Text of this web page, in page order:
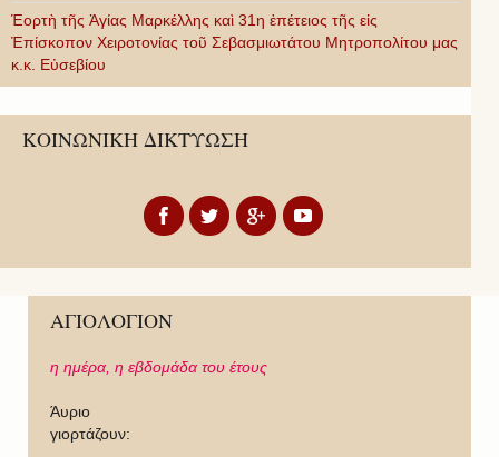
Ἑορτὴ τῆς Ἁγίας Μαρκέλλης καὶ 31η ἐπέτειος τῆς εἰς
Ἐπίσκοπον Χειροτονίας τοῦ Σεβασμιωτάτου Μητροπολίτου μας
κ.κ. Εὐσεβίου
ΚΟΙΝΩΝΙΚΗ ΔΙΚΤΥΩΣΗ
ΑΓΙΟΛΟΓΙΟΝ
η ημέρα, η εβδομάδα του έτους
Άυριο
γιορτάζουν: